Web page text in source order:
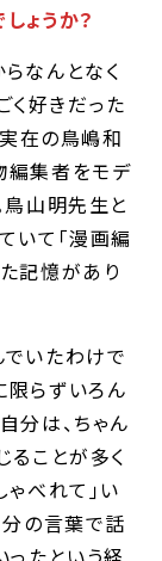
ょうか？
なんとなく
く好きだった
実在の鳥嶋和
編集者をモデ
鳥山明先生と
いて｢漫画編
記憶があり
でいたわけで
限らずいろん
分は、ちゃん
ることが多く
ゃべれて｣い
分の言葉で話